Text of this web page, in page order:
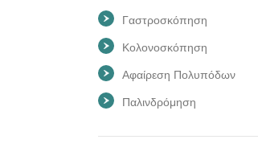
Γαστροσκόπηση
Κολονοσκόπηση
Αφαίρεση Πολυπόδων
Παλινδρόμηση